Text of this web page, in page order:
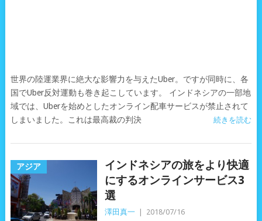
世界の陸運業界に絶大な影響力を与えたUber。ですが同時に、各
国でUber反対運動も巻き起こしています。 インドネシアの一部地
域では、Uberを始めとしたオンライン配車サービスが禁止されて
しまいました。これは最高裁の判決
続きを読む
アジア
インドネシアの旅をより快適
にするオンラインサービス3
選
澤田真一 2018/07/16